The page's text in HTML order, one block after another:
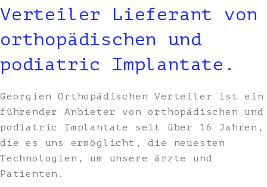
Verteiler Lieferant von
orthopädischen und
podiatric Implantate.
Georgien Orthopädischen Verteiler ist ein
führender Anbieter von orthopädischen und
podiatric Implantate seit über 16 Jahren,
die es uns ermöglicht, die neuesten
Technologien, um unsere ärzte und
Patienten.